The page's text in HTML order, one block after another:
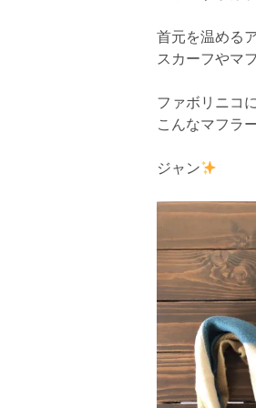
首元を温める
スカーフやマ
ファボリニコ
こんなマフラ
ジャン